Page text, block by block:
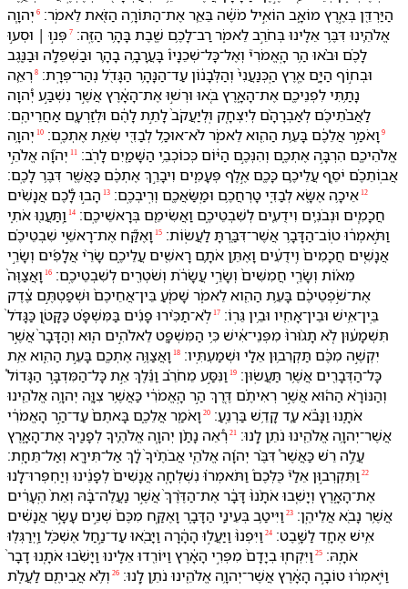
הַ⁠יַּרְדֵּ֖ן בְּ⁠אֶ֣רֶץ מוֹאָ֑ב הוֹאִ֣יל מֹשֶׁ֔ה בֵּאֵ֛ר אֶת־הַ⁠תּוֹרָ֥ה הַ⁠זֹּ֖את לֵ⁠אמֹֽר׃ 6 יְהוָ֧ה
אֱלֹהֵ֛י⁠נוּ דִּבֶּ֥ר אֵלֵ֖י⁠נוּ בְּ⁠חֹרֵ֣ב לֵ⁠אמֹ֑ר רַב־לָ⁠כֶ֥ם שֶׁ֖בֶת בָּ⁠הָ֥ר הַ⁠זֶּֽה׃ 7 פְּנ֣וּ ׀ וּ⁠סְע֣וּ
לָ⁠כֶ֗ם וּ⁠בֹ֨אוּ הַ֥ר הָֽ⁠אֱמֹרִי֮ וְ⁠אֶל־כָּל־שְׁכֵנָי⁠ו֒ בָּ⁠עֲרָבָ֥ה בָ⁠הָ֛ר וּ⁠בַ⁠שְּׁפֵלָ֥ה וּ⁠בַ⁠נֶּ֖גֶב
וּ⁠בְ⁠ח֣וֹף הַ⁠יָּ֑ם אֶ֤רֶץ הַֽ⁠כְּנַעֲנִי֙ וְ⁠הַ⁠לְּבָנ֔וֹן עַד־הַ⁠נָּהָ֥ר הַ⁠גָּדֹ֖ל נְהַר־פְּרָֽת׃ 8 רְאֵ֛ה
נָתַ֥תִּי לִ⁠פְנֵי⁠כֶ֖ם אֶת־הָ⁠אָ֑רֶץ בֹּ֚אוּ וּ⁠רְשׁ֣וּ אֶת־הָ⁠אָ֔רֶץ אֲשֶׁ֣ר נִשְׁבַּ֣ע יְ֠הוָה
לַ⁠אֲבֹ֨תֵי⁠כֶ֜ם לְ⁠אַבְרָהָ֨ם לְ⁠יִצְחָ֤ק וּֽ⁠לְ⁠יַעֲקֹב֙ לָ⁠תֵ֣ת לָ⁠הֶ֔ם וּ⁠לְ⁠זַרְעָ֖⁠ם אַחֲרֵי⁠הֶֽם׃
9 וָ⁠אֹמַ֣ר אֲלֵ⁠כֶ֔ם בָּ⁠עֵ֥ת הַ⁠הִ֖וא לֵ⁠אמֹ֑ר לֹא־אוּכַ֥ל לְ⁠בַדִּ֖⁠י שְׂאֵ֥ת אֶתְ⁠כֶֽם׃ 10 יְהוָ֥ה
אֱלֹהֵי⁠כֶ֖ם הִרְבָּ֣ה אֶתְ⁠כֶ֑ם וְ⁠הִנְּ⁠כֶ֣ם הַ⁠יּ֔וֹם כְּ⁠כוֹכְבֵ֥י הַ⁠שָּׁמַ֖יִם לָ⁠רֹֽב׃
11 יְהוָ֞ה אֱלֹהֵ֣י
אֲבֽוֹתֵ⁠כֶ֗ם יֹסֵ֧ף עֲלֵי⁠כֶ֛ם כָּ⁠כֶ֖ם אֶ֣לֶף פְּעָמִ֑ים וִ⁠יבָרֵ֣ךְ אֶתְ⁠כֶ֔ם כַּ⁠אֲשֶׁ֖ר דִּבֶּ֥ר לָ⁠כֶֽם׃
12 אֵיכָ֥ה אֶשָּׂ֖א לְ⁠בַדִּ֑⁠י טָרְחֲ⁠כֶ֥ם וּ⁠מַֽשַּׂאֲ⁠כֶ֖ם וְ⁠רִֽיבְ⁠כֶֽם׃ 13 הָב֣וּ לָ֠⁠כֶם אֲנָשִׁ֨ים
חֲכָמִ֧ים וּ⁠נְבֹנִ֛ים וִ⁠ידֻעִ֖ים לְ⁠שִׁבְטֵי⁠כֶ֑ם וַ⁠אֲשִׂימֵ֖⁠ם בְּ⁠רָאשֵׁי⁠כֶֽם׃ 14 וַֽ⁠תַּעֲנ֖וּ אֹתִ֑⁠י
וַ⁠תֹּ֣אמְר֔וּ טֽוֹב־הַ⁠דָּבָ֥ר אֲשֶׁר־דִּבַּ֖רְתָּ לַ⁠עֲשֽׂוֹת׃ 15 וָ⁠אֶקַּ֞ח אֶת־רָאשֵׁ֣י שִׁבְטֵי⁠כֶ֗ם
אֲנָשִׁ֤ים חֲכָמִים֙ וִֽ⁠ידֻעִ֔ים וָ⁠אֶתֵּ֥ן אֹתָ֛⁠ם רָאשִׁ֖ים עֲלֵי⁠כֶ֑ם שָׂרֵ֨י אֲלָפִ֜ים וְ⁠שָׂרֵ֣י
מֵא֗וֹת וְ⁠שָׂרֵ֤י חֲמִשִּׁים֙ וְ⁠שָׂרֵ֣י עֲשָׂרֹ֔ת וְ⁠שֹׁטְרִ֖ים לְ⁠שִׁבְטֵי⁠כֶֽם׃ 16 וָ⁠אֲצַוֶּה֙
אֶת־שֹׁ֣פְטֵי⁠כֶ֔ם בָּ⁠עֵ֥ת הַ⁠הִ֖וא לֵ⁠אמֹ֑ר שָׁמֹ֤עַ בֵּין־אֲחֵי⁠כֶם֙ וּ⁠שְׁפַטְתֶּ֣ם צֶ֔דֶק
בֵּֽין־אִ֥ישׁ וּ⁠בֵין־אָחִ֖י⁠ו וּ⁠בֵ֥ין גֵּרֽ⁠וֹ׃ 17 לֹֽא־תַכִּ֨ירוּ פָנִ֜ים בַּ⁠מִּשְׁפָּ֗ט כַּ⁠קָּטֹ֤ן כַּ⁠גָּדֹל֙
תִּשְׁמָע֔וּ⁠ן לֹ֤א תָג֨וּרוּ֙ מִ⁠פְּנֵי־אִ֔ישׁ כִּ֥י הַ⁠מִּשְׁפָּ֖ט לֵ⁠אלֹהִ֣ים ה֑וּא וְ⁠הַ⁠דָּבָר֙ אֲשֶׁ֣ר
יִקְשֶׁ֣ה מִ⁠כֶּ֔ם תַּקְרִב֥וּ⁠ן אֵלַ֖⁠י וּ⁠שְׁמַעְתִּֽי⁠ו׃ 18 וָ⁠אֲצַוֶּ֥ה אֶתְ⁠כֶ֖ם בָּ⁠עֵ֣ת הַ⁠הִ֑וא אֵ֥ת
כָּל־הַ⁠דְּבָרִ֖ים אֲשֶׁ֥ר תַּעֲשֽׂוּ⁠ן׃ 19 וַ⁠נִּסַּ֣ע מֵ⁠חֹרֵ֗ב וַ⁠נֵּ֡לֶךְ אֵ֣ת כָּל־הַ⁠מִּדְבָּ֣ר הַ⁠גָּדוֹל֩
וְ⁠הַ⁠נּוֹרָ֨א הַ⁠ה֜וּא אֲשֶׁ֣ר רְאִיתֶ֗ם דֶּ֚רֶךְ הַ֣ר הָֽ⁠אֱמֹרִ֔י כַּ⁠אֲשֶׁ֥ר צִוָּ֛ה יְהוָ֥ה אֱלֹהֵ֖י⁠נוּ
אֹתָ֑⁠נוּ וַ⁠נָּבֹ֕א עַ֖ד קָדֵ֥שׁ בַּרְנֵֽעַ׃ 20 וָ⁠אֹמַ֖ר אֲלֵ⁠כֶ֑ם בָּאתֶם֙ עַד־הַ֣ר הָ⁠אֱמֹרִ֔י
אֲשֶׁר־יְהוָ֥ה אֱלֹהֵ֖י⁠נוּ נֹתֵ֥ן לָֽ⁠נוּ׃
21 רְ֠אֵה נָתַ֨ן יְהוָ֧ה אֱלֹהֶ֛י⁠ךָ לְ⁠פָנֶ֖י⁠ךָ אֶת־הָ⁠אָ֑רֶץ
עֲלֵ֣ה רֵ֗שׁ כַּ⁠אֲשֶׁר֩ דִּבֶּ֨ר יְהוָ֜ה אֱלֹהֵ֤י אֲבֹתֶ֨י⁠ךָ֙ לָ֔⁠ךְ אַל־תִּירָ֖א וְ⁠אַל־תֵּחָֽת׃
22 וַ⁠תִּקְרְב֣וּ⁠ן אֵלַ⁠י֮ כֻּלְּ⁠כֶם֒ וַ⁠תֹּאמְר֗וּ נִשְׁלְחָ֤ה אֲנָשִׁים֙ לְ⁠פָנֵ֔י⁠נוּ וְ⁠יַחְפְּרוּ־לָ֖⁠נוּ
אֶת־הָ⁠אָ֑רֶץ וְ⁠יָשִׁ֤בוּ אֹתָ֨⁠נוּ֙ דָּבָ֔ר אֶת־הַ⁠דֶּ֨רֶךְ֙ אֲשֶׁ֣ר נַעֲלֶה־בָּ֔⁠הּ וְ⁠אֵת֙ הֶֽ⁠עָרִ֔ים
אֲשֶׁ֥ר נָבֹ֖א אֲלֵי⁠הֶֽן׃ 23 וַ⁠יִּיטַ֥ב בְּ⁠עֵינַ֖⁠י הַ⁠דָּבָ֑ר וָ⁠אֶקַּ֤ח מִ⁠כֶּם֙ שְׁנֵ֣ים עָשָׂ֣ר אֲנָשִׁ֔ים
אִ֥ישׁ אֶחָ֖ד לַ⁠שָּֽׁבֶט׃ 24 וַ⁠יִּפְנוּ֙ וַ⁠יַּעֲל֣וּ הָ⁠הָ֔רָ⁠ה וַ⁠יָּבֹ֖אוּ עַד־נַ֣חַל אֶשְׁכֹּ֑ל וַֽ⁠יְרַגְּל֖וּ
אֹתָֽ⁠הּ׃ 25 וַ⁠יִּקְח֤וּ בְ⁠יָדָ⁠ם֙ מִ⁠פְּרִ֣י הָ⁠אָ֔רֶץ וַ⁠יּוֹרִ֖דוּ אֵלֵ֑י⁠נוּ וַ⁠יָּשִׁ֨בוּ אֹתָ֤⁠נוּ דָבָר֙
וַ⁠יֹּ֣אמְר֔וּ טוֹבָ֣ה הָ⁠אָ֔רֶץ אֲשֶׁר־יְהוָ֥ה אֱלֹהֵ֖י⁠נוּ נֹתֵ֥ן לָֽ⁠נוּ׃ 26 וְ⁠לֹ֥א אֲבִיתֶ֖ם לַ⁠עֲלֹ֑ת